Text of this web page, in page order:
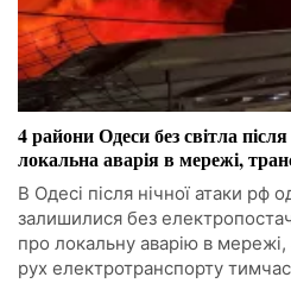
4 райони Одеси без світла
локальна аварія в мережі,
В Одесі після нічної атаки рф
залишилися без
про локальну аварію в
рух електротранспорту